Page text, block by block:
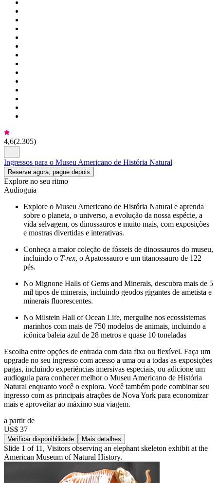
4,6(2.305)
Ingressos para o Museu Americano de História Natural
Reserve agora, pague depois
Explore no seu ritmo
Audioguia
Explore o Museu Americano de História Natural e aprenda
sobre o planeta, o universo, a evolução da nossa espécie, a
vida selvagem, os dinossauros e muito mais, com exposições
e mostras divertidas e interativas.
Conheça a maior coleção de fósseis de dinossauros do museu,
incluindo o T-rex, o Apatossauro e um titanossauro de 122
pés.
No Mignone Halls of Gems and Minerals, descubra mais de 5
mil tipos de minerais, incluindo geodos gigantes de ametista e
minerais fluorescentes.
No Milstein Hall of Ocean Life, mergulhe nos ecossistemas
marinhos com mais de 750 modelos de animais, incluindo a
icônica baleia azul de 28 metros e quase 10 toneladas
Escolha entre opções de entrada com data fixa ou flexível. Faça um
upgrade no seu ingresso com acesso a uma ou a todas as exposições
pagas, incluindo experiências imersivas especiais, ou adicione um
audioguia para conhecer melhor o Museu Americano de História
Natural enquanto você o explora. Você também pode combinar seu
ingresso com as principais atrações de Nova York para economizar
mais e aproveitar ao máximo sua viagem.
a partir de
US$ 37
Verificar disponibilidade Mais detalhes
Slide 1 of 11, Visitors observing an elephant skeleton exhibit at the
American Museum of Natural History.